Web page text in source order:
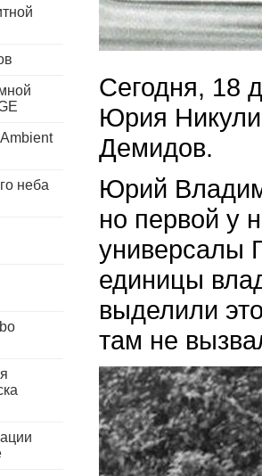
неба
Сегодня, 18
Юрия
Демидов.
Юрий
но первой у
универсалы
единицы
выделили
там не